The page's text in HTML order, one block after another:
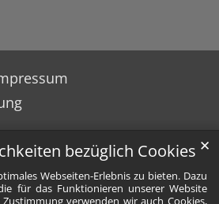
bezüglich Cookies
Webseiten-Erlebnis zu bieten. Dazu
für das Funktionieren unserer Website
verwenden wir auch Cookies,
✕